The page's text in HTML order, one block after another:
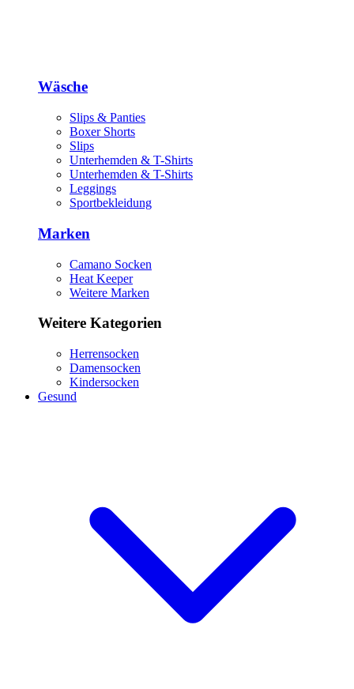
Wäsche
Slips & Panties
Boxer Shorts
Slips
Unterhemden & T-Shirts
Unterhemden & T-Shirts
Leggings
Sportbekleidung
Marken
Camano Socken
Heat Keeper
Weitere Marken
Weitere Kategorien
Herrensocken
Damensocken
Kindersocken
Gesund